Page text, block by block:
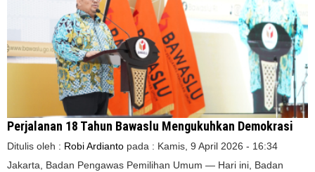
Perjalanan 18 Tahun Bawaslu Mengukuhkan Demokrasi
Ditulis oleh : Robi Ardianto pada : Kamis, 9 April 2026 - 16:34
Jakarta, Badan Pengawas Pemilihan Umum — Hari ini, Badan